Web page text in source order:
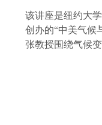
上海纽约大学第
行。来自46个国
该讲座是纽约大
创办的“中美气候
张教授围绕气候
近期，一篇发表
的论文，探讨了
论文发表背后，
程。有人走过挣
新研究均致力于
题——可控性（